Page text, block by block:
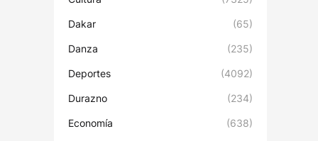
Dakar (65)
Danza (235)
Deportes (4092)
Durazno (234)
Economía (638)